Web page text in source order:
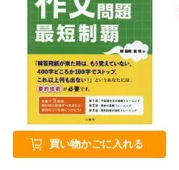
買い物かごに入れる